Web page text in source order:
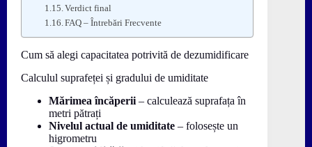
Verdict final
FAQ – Întrebări Frecvente
Cum să alegi capacitatea potrivită de dezumidificare
Calculul suprafeței și gradului de umiditate
Mărimea încăperii – calculează suprafața în
metri pătrați
Nivelul actual de umiditate – folosește un
higrometru